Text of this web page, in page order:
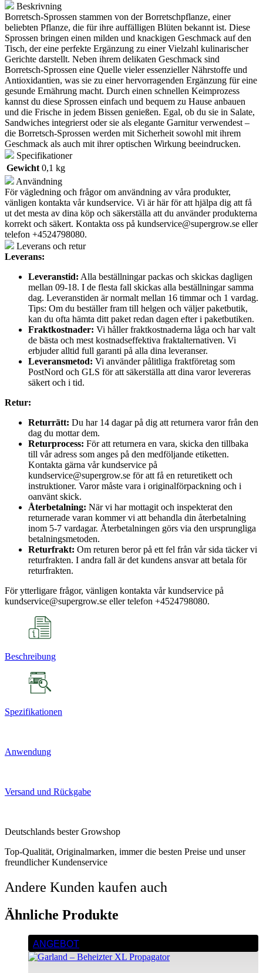
Beskrivning
Borretsch-Sprossen stammen von der Borretschpflanze, einer
beliebten Pflanze, die für ihre auffälligen Blüten bekannt ist. Diese
Sprossen bringen einen milden und knackigen Geschmack auf den
Tisch, der eine perfekte Ergänzung zu einer Vielzahl kulinarischer
Gerichte darstellt. Neben ihrem delikaten Geschmack sind
Borretsch-Sprossen eine Quelle vieler essenzieller Nährstoffe und
Antioxidantien, was sie zu einer hervorragenden Ergänzung für eine
gesunde Ernährung macht. Durch einen schnellen Keimprozess
kannst du diese Sprossen einfach und bequem zu Hause anbauen
und die Frische in jedem Bissen genießen. Egal, ob du sie in Salate,
Sandwiches integrierst oder sie als elegante Garnitur verwendest –
die Borretsch-Sprossen werden mit Sicherheit sowohl mit ihrem
Geschmack als auch mit ihrer optischen Wirkung beeindrucken.
Specifikationer
Gewicht 0,1 kg
Användning
För vägledning och frågor om användning av våra produkter,
vänligen kontakta vår kundservice. Vi är här för att hjälpa dig att få
ut det mesta av dina köp och säkerställa att du använder produkterna
korrekt och säkert. Kontakta oss på kundservice@supergrow.se eller
telefon +4524798080.
Leverans och retur
Leverans:
Leveranstid: Alla beställningar packas och skickas dagligen
mellan 09-18. I de flesta fall skickas alla beställningar samma
dag. Leveranstiden är normalt mellan 16 timmar och 1 vardag.
Tips: Om du beställer fram till helgen och väljer paketbutik,
kan du ofta hämta ditt paket redan dagen efter i paketbutiken.
Fraktkostnader: Vi håller fraktkostnaderna låga och har valt
de bästa och mest kostnadseffektiva fraktalternativen. Vi
erbjuder alltid full garanti på alla dina leveranser.
Leveransmetod: Vi använder pålitliga fraktföretag som
PostNord och GLS för att säkerställa att dina varor levereras
säkert och i tid.
Retur:
Returrätt: Du har 14 dagar på dig att returnera varor från den
dag du mottar dem.
Returprocess: För att returnera en vara, skicka den tillbaka
till vår adress som anges på den medföljande etiketten.
Kontakta gärna vår kundservice på
kundservice@supergrow.se för att få en returetikett och
instruktioner. Varor måste vara i originalförpackning och i
oanvänt skick.
Återbetalning: När vi har mottagit och inspekterat den
returnerade varan kommer vi att behandla din återbetalning
inom 5-7 vardagar. Återbetalningen görs via den ursprungliga
betalningsmetoden.
Returfrakt: Om returen beror på ett fel från vår sida täcker vi
returfrakten. I andra fall är det kundens ansvar att betala för
returfrakten.
För ytterligare frågor, vänligen kontakta vår kundservice på
kundservice@supergrow.se eller telefon +4524798080.
Beschreibung
Spezifikationen
Anwendung
Versand und Rückgabe
Deutschlands bester Growshop
Top-Qualität, Originalmarken, immer die besten Preise und unser
freundlicher Kundenservice
Andere Kunden kaufen auch
Ähnliche Produkte
ANGEBOT